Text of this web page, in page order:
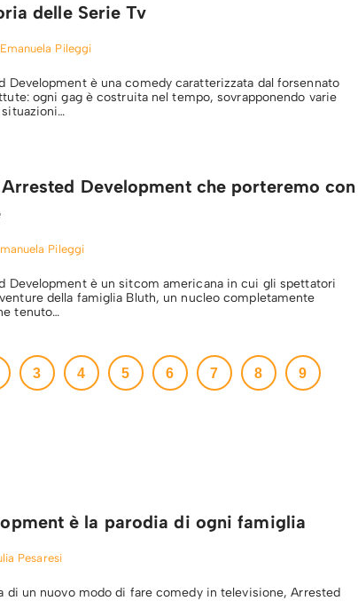
delle Serie Tv
Emanuela Pileggi
Development è una comedy caratterizzata dal forsennato
ogni gag è costruita nel tempo, sovrapponendo varie
Development che porteremo con
Pileggi
Development è un sitcom americana in cui gli spettatori
della famiglia Bluth, un nucleo completamente
tenuto…
3 4 5 6 7 8 9
è la parodia di ogni famiglia
Pesaresi
di un nuovo modo di fare comedy in televisione, Arrested